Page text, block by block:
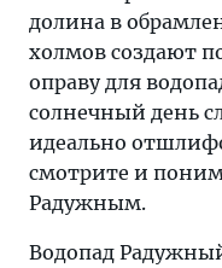
долина в
холмов создают
оправу для
солнечный день
идеально
смотрите и
Радужным.
Водопад